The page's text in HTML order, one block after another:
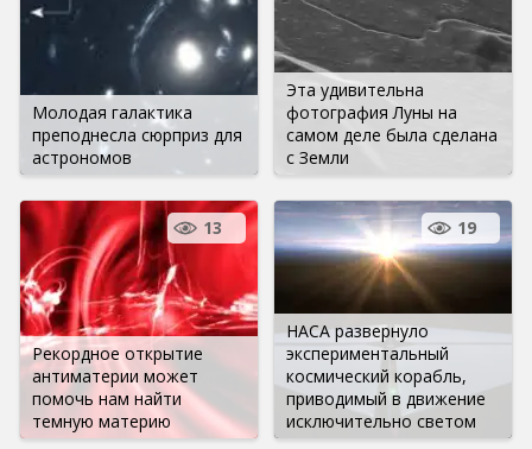
Молодая галактика
преподнесла сюрприз для
астрономов
Эта удивительна
фотография Луны на
самом деле была сделана
с Земли
Рекордное открытие
антиматерии может
помочь нам найти
темную материю
13
НАСА развернуло
экспериментальный
космический корабль,
приводимый в движение
исключительно светом
19